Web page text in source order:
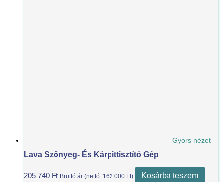
Gyors nézet
Lava Szőnyeg- És Kárpittisztító Gép
205 740 Ft Bruttó ár (nettó: 162 000 Ft) Kosárba teszem